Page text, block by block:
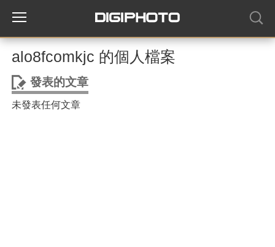
alo8fcomkjc 的個人檔案
發表的文章
未發表任何文章